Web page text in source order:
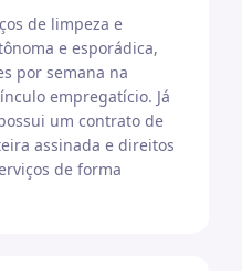
de limpeza e
e esporádica,
por semana na
empregatício. Já
um contrato de
assinada e direitos
de forma